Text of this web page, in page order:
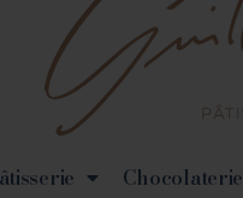
Chocolaterie